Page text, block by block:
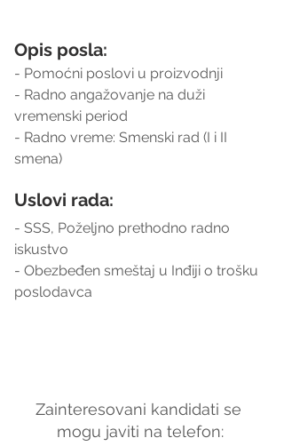
Opis posla:
- Pomoćni poslovi u proizvodnji
- Radno angažovanje na duži
vremenski period
- Radno vreme: Smenski rad (I i II
smena)
Uslovi rada:
- SSS, Poželjno prethodno radno
iskustvo
- Obezbeđen smeštaj u Inđiji o trošku
poslodavca
Zainteresovani kandidati se
mogu javiti na telefon: